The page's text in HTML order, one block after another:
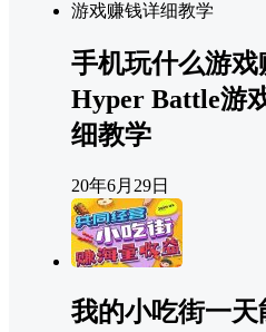
手机玩什么游戏
Hyper Battle游
细教学
20年6月29日
我的小吃街一天